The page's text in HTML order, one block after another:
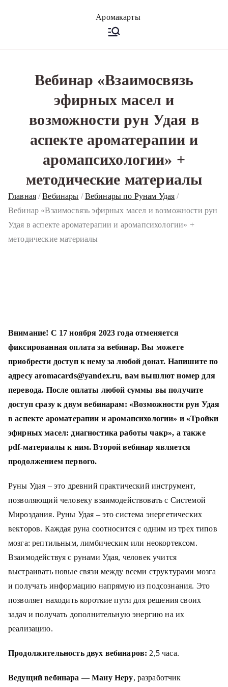
Аромакарт
Вебинар «Взаимосвязь
эфирных масел и
возможности рун Удая в
аспекте ароматерапии и
аромапсихологии» +
методические материалы
Главная Вебинары
Вебинары по Рунам Удая
Вебинар «Взаимосвязь эфирных масел и возможности рун
Удая в аспекте ароматерапии и аромапсихологии» +
методические материалы
Внимание! С 17 ноября 2023 года отменяется
фиксированная оплата за вебинар. Вы можете
приобрести доступ к нему за любой донат. Напишите по
адресу aromacards@yandex.ru, вам вышлют номер для
перевода. После оплаты любой суммы вы получите
доступ сразу к двум вебинарам: «Возможности рун Удая
в аспекте ароматерапии и аромапсихологии» и «Тройки
эфирных масел: диагностика работы чакр», а также
pdf-материалы к ним. Второй вебинар является
продолжением первого.
Руны Удая – это древний практический инструмент,
позволяющий человеку взаимодействовать с Системой
Мироздания. Руны Удая – это система энергетических
векторов. Каждая руна соотносится с одним из трех типов
мозга: рептильным, лимбическим или неокортексом.
Взаимодействуя с рунами Удая, человек учится
выстраивать новые связи между всеми структурами мозга
и получать информацию напрямую из подсознания. Это
позволяет находить короткие пути для решения своих
задач и получать дополнительную энергию на их
реализацию.
Продолжительность двух вебинаров: 2,5 часа.
Ведущий вебинара —Ману Неру, разработчик